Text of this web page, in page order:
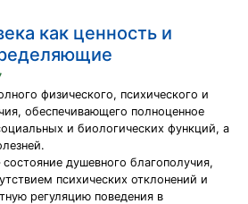
как ценность и
физического, психического и
обеспечивающего полноценное
и биологических функций, а
душевного благополучия,
психических отклонений и
регуляцию поведения в